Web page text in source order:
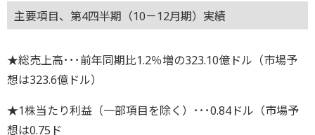
主要項目、第4四半期（10－12月期）実績
★総売上高･･･前年同期比1.2％増の323.10億ドル（市場予
想は323.6億ドル）
★1株当たり利益（一部項目を除く）･･･0.84ドル（市場予
想は0.75ド